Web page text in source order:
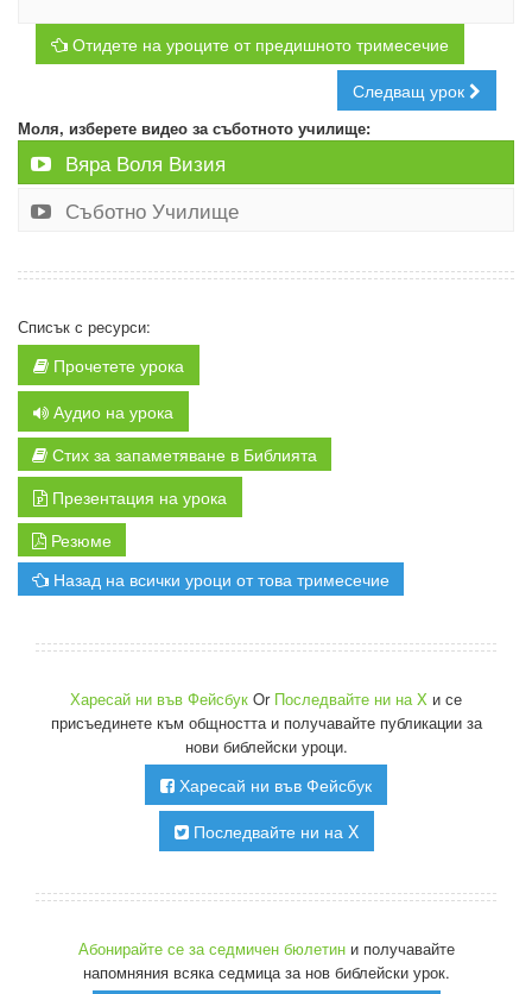
Отидете на уроците от предишното тримесечие
Следващ урок
Моля, изберете видео за съботното училище:
Вяра Воля Визия
Съботно Училище
Списък с ресурси:
Прочетете урока
Аудио на урока
Стих за запаметяване в Библията
Презентация на урока
Резюме
Назад на всички уроци от това тримесечие
Харесай ни във Фейсбук Or Последвайте ни на X и се
присъединете към общността и получавайте публикации за
нови библейски уроци.
Харесай ни във Фейсбук
Последвайте ни на X
Абонирайте се за седмичен бюлетини получавайте
напомняния всяка седмица за нов библейски урок.